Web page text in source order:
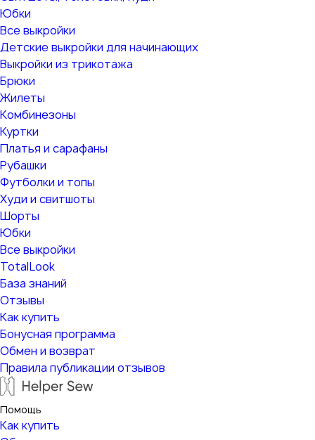
Юбки
Все выкройки
Детские выкройки для начинающих
Выкройки из трикотажа
Брюки
Жилеты
Комбинезоны
Куртки
Платья и сарафаны
Рубашки
Футболки и топы
Худи и свитшоты
Шорты
Юбки
Все выкройки
TotalLook
База знаний
Отзывы
Как купить
Бонусная программа
Обмен и возврат
Правила публикации отзывов
Помощь
Как купить